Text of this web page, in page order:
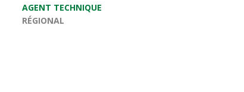
AGENT TECHNIQUE
RÉGIONAL